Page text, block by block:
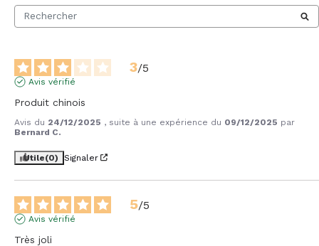
3/5
Avis vérifié
Produit chinois
Avis du 24/12/2025 , suite à une expérience du 09/12/2025 par
Bernard C.
Utile(0) Signaler
5/5
Avis vérifié
Très joli